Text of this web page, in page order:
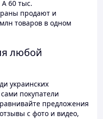
60 тыс.
продают и
товаров в одном
любой
украинских
покупатели
предложения
с фото и видео,